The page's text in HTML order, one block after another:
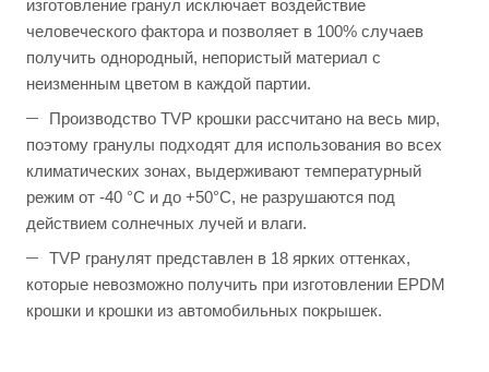
изготовление гранул исключает воздействие
человеческого фактора и позволяет в 100% случаев
получить однородный, непористый материал с
неизменным цветом в каждой партии.
Производство TVP крошки рассчитано на весь мир,
поэтому гранулы подходят для использования во всех
климатических зонах, выдерживают температурный
режим от -40 °C и до +50°C, не разрушаются под
действием солнечных лучей и влаги.
TVP гранулят представлен в 18 ярких оттенках,
которые невозможно получить при изготовлении EPDM
крошки и крошки из автомобильных покрышек.